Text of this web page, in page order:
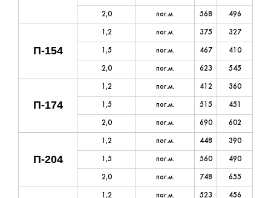
2,0 пог.м. 568 496
П-154
1,2 пог.м. 375 327
1,5 пог.м. 467 410
2,0 пог.м. 623 545
П-174
1,2 пог.м. 412 360
1,5 пог.м. 515 451
2,0 пог.м. 690 602
П-204
1,2 пог.м. 448 390
1,5 пог.м. 560 490
2,0 пог.м. 748 655
1,2 пог.м. 523 456